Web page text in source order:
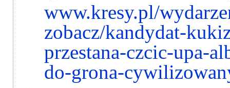
www.kresy.pl/
zobacz/kandydat-
przestana-czcic-upa-
do-grona-